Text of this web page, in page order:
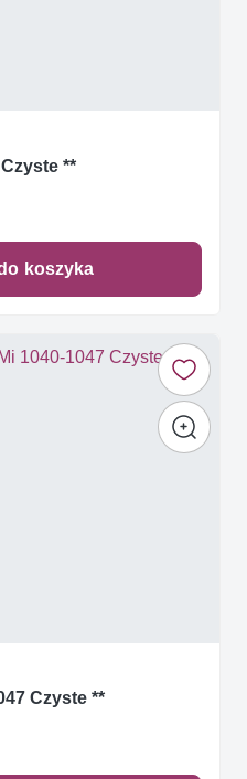
**
koszyka
Czyste **